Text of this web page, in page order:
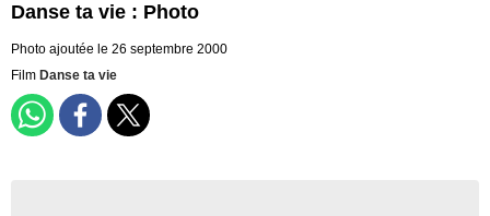
Danse ta vie : Photo
Photo ajoutée le 26 septembre 2000
Film Danse ta vie